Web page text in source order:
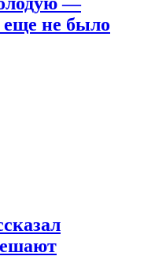
еще не было